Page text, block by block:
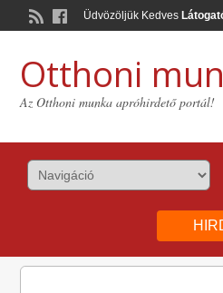
Üdvözöljük Kedves
Otthoni
Az Otthoni munka apróhirdető portál!